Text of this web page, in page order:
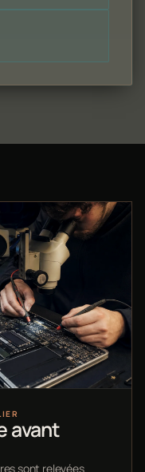
avant
sont relevées